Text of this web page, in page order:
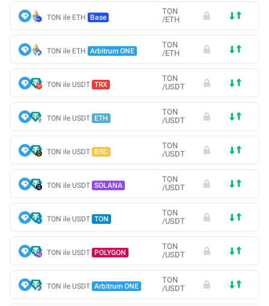
TON ile ETH Base
TON
/ETH
TON ile ETH Arbitrum ONE
TON
/ETH
TON ile USDT TRX
TON
/USDT
TON ile USDT ETH
TON
/USDT
TON ile USDT BSC
TON
/USDT
TON ile USDT SOLANA
TON
/USDT
TON ile USDT TON
TON
/USDT
TON ile USDT POLYGON
TON
/USDT
TON ile USDT Arbitrum ONE
TON
/USDT